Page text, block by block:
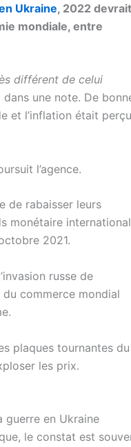
Ukraine, 2022 devrait
mondiale, entre
différent de celui
une note. De
et l’inflation était
l’agence.
de rabaisser leurs
monétaire international
2021.
russe de
du commerce mondial
plaques tournantes du
les prix.
guerre en Ukraine
le constat est